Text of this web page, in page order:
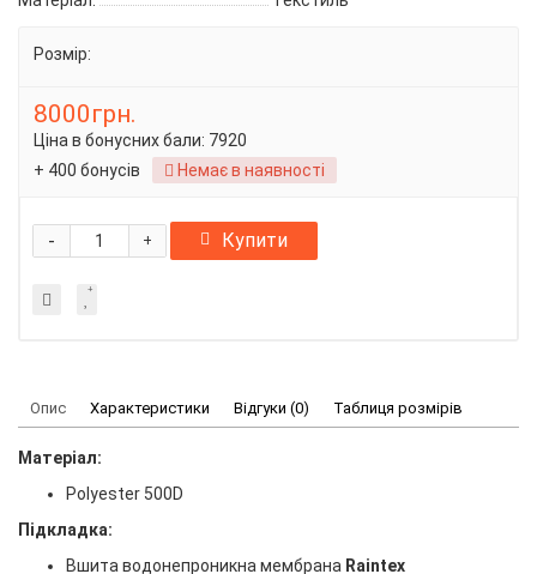
Розмір:
8000грн.
Ціна в бонусних бали: 7920
+ 400 бонусів
Немає в наявності
+
- Купити
Опис Характеристики Відгуки (0) Таблиця розмірів
Матеріал:
Polyester 500D
Підкладка:
Вшита водонепроникна мембрана Raintex